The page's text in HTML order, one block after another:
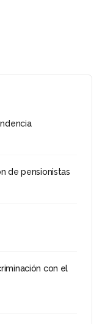
de pensionistas
con el